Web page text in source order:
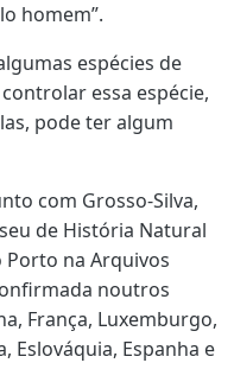
homem”.
espécies de
essa espécie,
pode ter algum
com Grosso-Silva,
de História Natural
Porto na Arquivos
noutros
França, Luxemburgo,
Eslováquia, Espanha e